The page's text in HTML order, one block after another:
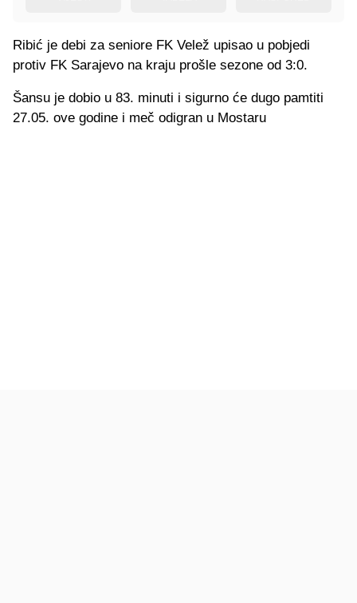
Ribić je debi za seniore FK Velež upisao u pobjedi
protiv FK Sarajevo na kraju prošle sezone od 3:0.
Šansu je dobio u 83. minuti i sigurno će dugo pamtiti
27.05. ove godine i meč odigran u Mostaru